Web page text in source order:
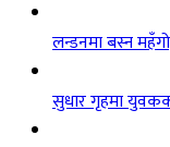
लन्डनमा बस्न
सुधार गृहमा